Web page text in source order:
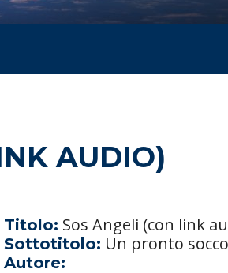
AUDIO)
Titolo: Sos Angeli (con link
Sottotitolo: Un pronto
Autore: